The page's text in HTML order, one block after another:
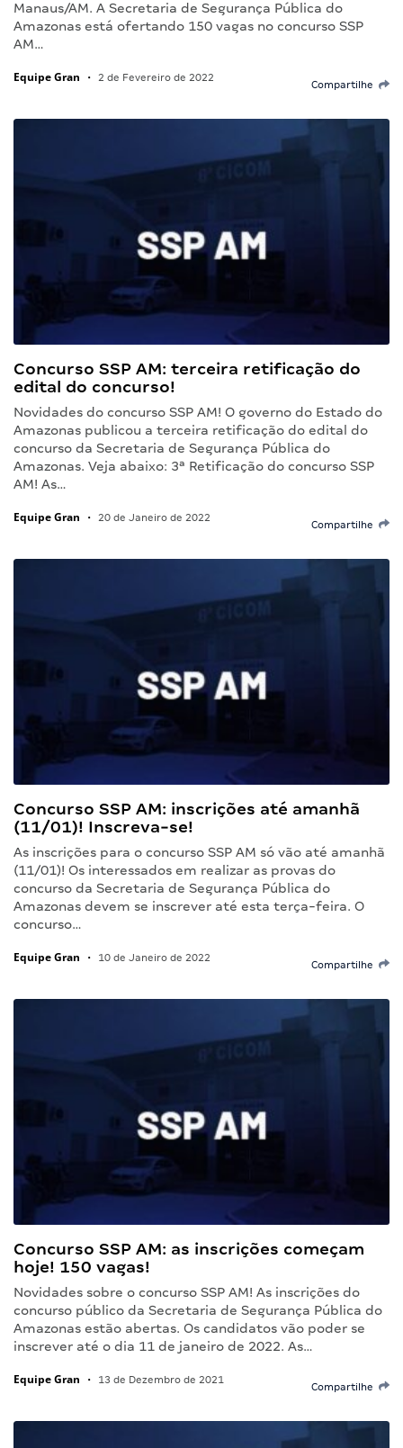
Manaus/AM. A Secretaria de Segurança Pública do
Amazonas está ofertando 150 vagas no concurso SSP
AM…
Equipe Gran • 2 de Fevereiro de 2022
Compartilhe
Concurso SSP AM: terceira retificação do
edital do concurso!
Novidades do concurso SSP AM! O governo do Estado do
Amazonas publicou a terceira retificação do edital do
concurso da Secretaria de Segurança Pública do
Amazonas. Veja abaixo: 3ª Retificação do concurso SSP
AM! As…
Equipe Gran • 20 de Janeiro de 2022
Compartilhe
Concurso SSP AM: inscrições até amanhã
(11/01)! Inscreva-se!
As inscrições para o concurso SSP AM só vão até amanhã
(11/01)! Os interessados em realizar as provas do
concurso da Secretaria de Segurança Pública do
Amazonas devem se inscrever até esta terça-feira. O
concurso…
Equipe Gran • 10 de Janeiro de 2022
Compartilhe
Concurso SSP AM: as inscrições começam
hoje! 150 vagas!
Novidades sobre o concurso SSP AM! As inscrições do
concurso público da Secretaria de Segurança Pública do
Amazonas estão abertas. Os candidatos vão poder se
inscrever até o dia 11 de janeiro de 2022. As…
Equipe Gran • 13 de Dezembro de 2021
Compartilhe